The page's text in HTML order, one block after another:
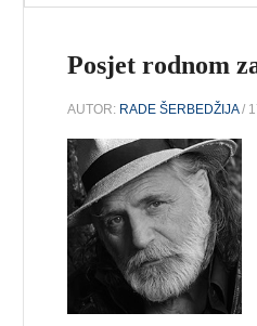
Posjet rodnom
AUTOR: RADE ŠERBEDŽIJA/